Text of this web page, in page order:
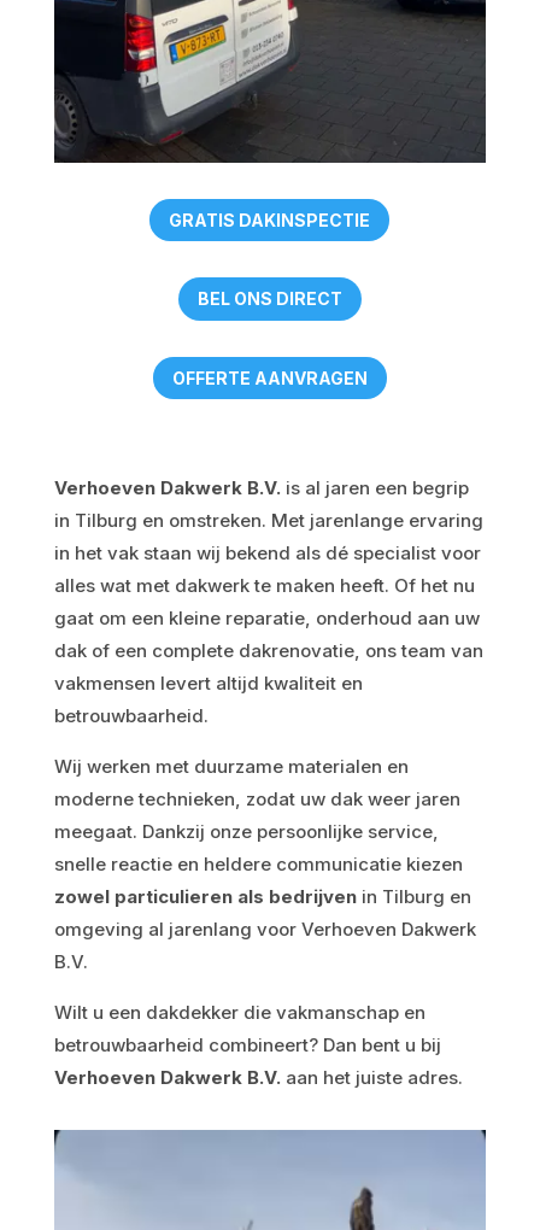
GRATIS DAKINSPECTIE
BEL ONS DIRECT
OFFERTE AANVRAGEN
Verhoeven Dakwerk B.V. is al jaren een begrip
in Tilburg en omstreken. Met jarenlange ervaring
in het vak staan wij bekend als dé specialist voor
alles wat met dakwerk te maken heeft. Of het nu
gaat om een kleine reparatie, onderhoud aan uw
dak of een complete dakrenovatie, ons team van
vakmensen levert altijd kwaliteit en
betrouwbaarheid.
Wij werken met duurzame materialen en
moderne technieken, zodat uw dak weer jaren
meegaat. Dankzij onze persoonlijke service,
snelle reactie en heldere communicatie kiezen
zowel particulieren als bedrijvenin Tilburg en
omgeving al jarenlang voor Verhoeven Dakwerk
B.V.
Wilt u een dakdekker die vakmanschap en
betrouwbaarheid combineert? Dan bent u bij
Verhoeven Dakwerk B.V. aan het juiste adres.